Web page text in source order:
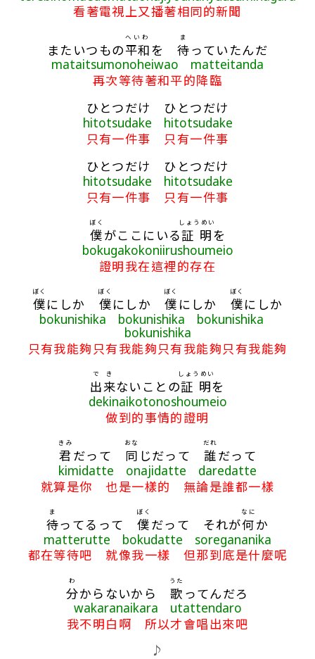
看著電視上又播著相同的新聞
またいつもの平和
へいわ
を待
ま
っていたんだ
mataitsumonoheiwao matteitanda
再次等待著和平的降臨
ひとつだけ ひとつだけ
hitotsudake hitotsudake
只有一件事 只有一件事
ひとつだけ ひとつだけ
hitotsudake hitotsudake
只有一件事 只有一件事
僕
ぼく
がここにいる証明
しょうめい
を
bokugakokoniirushoumeio
證明我在這裡的存在
僕
ぼく
にしか 僕
ぼく
にしか 僕
ぼく
にしか 僕
ぼく
にしか
bokunishika bokunishika bokunishika
bokunishika
只有我能夠只有我能夠只有我能夠只有我能夠
出
で
来
き
ないことの証明
しょうめい
を
dekinaikotonoshoumeio
做到的事情的證明
君
きみ
だって 同
おな
じだって 誰
だれ
だって
kimidatte onajidatte daredatte
就算是你 也是一樣的 無論是誰都一樣
待
ま
ってるって 僕
ぼく
だって それが何
なに
か
matterutte bokudatte soregananika
都在等待吧 就像我一樣 但那到底是什麼呢
分
わ
からないから 歌
うた
ってんだろ
wakaranaikara utattendaro
我不明白啊 所以才會唱出來吧
♪